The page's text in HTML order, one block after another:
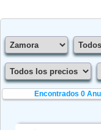
Encontrados 0